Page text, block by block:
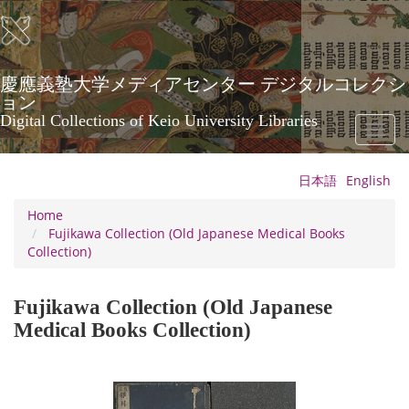
Skip
to
main
content
慶應義塾大学メディアセンター デジタルコレクシ
ョン
Digital Collections of Keio University Libraries
Toggle
日本語 English
Home
Fujikawa Collection (Old Japanese Medical Books
Collection)
Fujikawa Collection (Old Japanese
Medical Books Collection)